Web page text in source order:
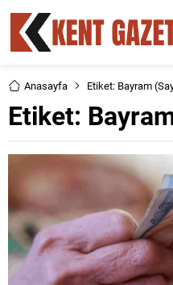
Anasayfa Etiket: Bayram
Etiket: